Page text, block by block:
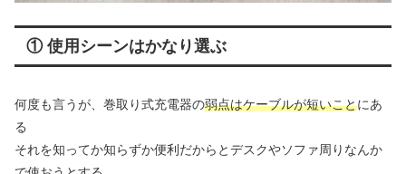
① 使用シーンはかなり選ぶ
何度も言うが、巻取り式充電器の弱点はケーブルが短いことにあ
る
それを知ってか知らずか便利だからとデスクやソファ周りなんか